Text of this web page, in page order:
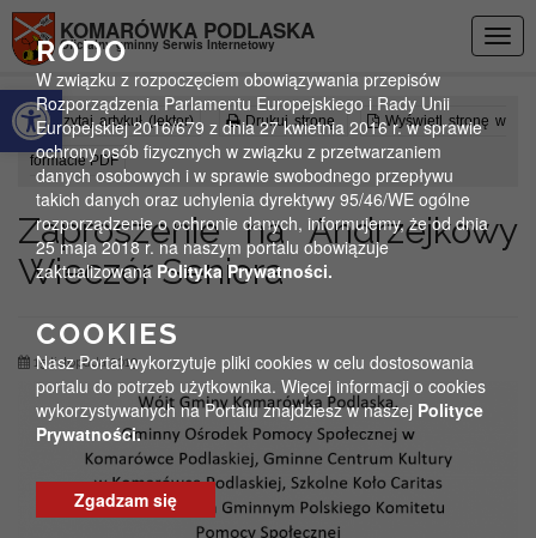
Otwórz pasek narzędzi
KOMARÓWKA PODLASKA
Oficjalny gminny Serwis Internetowy
Czytaj artykuł (lektor) Drukuj stronę Wyświetl stronę w
formacie PDF
Zaproszenie na Andrzejkowy
Wieczór Seniora
15 listopada 2019
RODO
W związku z rozpoczęciem obowiązywania przepisów
Rozporządzenia Parlamentu Europejskiego i Rady Unii
Europejskiej 2016/679 z dnia 27 kwietnia 2016 r. w sprawie
ochrony osób fizycznych w związku z przetwarzaniem
danych osobowych i w sprawie swobodnego przepływu
takich danych oraz uchylenia dyrektywy 95/46/WE ogólne
rozporządzenie o ochronie danych, informujemy, że od dnia
25 maja 2018 r. na naszym portalu obowiązuje
zaktualizowana Polityka Prywatności.
COOKIES
Nasz Portal wykorzytuje pliki cookies w celu dostosowania
portalu do potrzeb użytkownika. Więcej informacji o cookies
wykorzystywanych na Portalu znajdziesz w naszej Polityce
Prywatności.
Zgadzam się